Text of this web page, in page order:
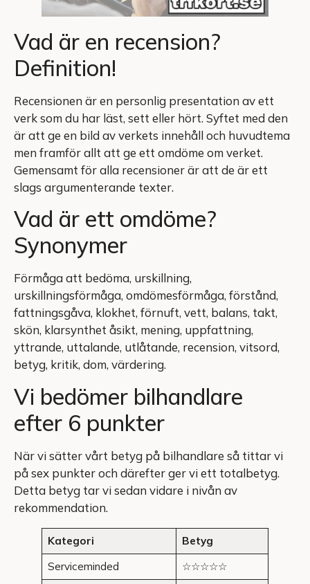
Vad är en recension?
Definition!
Recensionen är en personlig presentation av ett
verk som du har läst, sett eller hört. Syftet med den
är att ge en bild av verkets innehåll och huvudtema
men framför allt att ge ett omdöme om verket.
Gemensamt för alla recensioner är att de är ett
slags argumenterande texter.
Vad är ett omdöme?
Synonymer
Förmåga att bedöma, urskillning,
urskillningsförmåga, omdömesförmåga, förstånd,
fattningsgåva, klokhet, förnuft, vett, balans, takt,
skön, klarsynthet åsikt, mening, uppfattning,
yttrande, uttalande, utlåtande, recension, vitsord,
betyg, kritik, dom, värdering.
Vi bedömer bilhandlare
efter 6 punkter
När vi sätter vårt betyg på bilhandlare så tittar vi
på sex punkter och därefter ger vi ett totalbetyg.
Detta betyg tar vi sedan vidare i nivån av
rekommendation.
Kategori
Betyg
Serviceminded
☆☆☆☆☆